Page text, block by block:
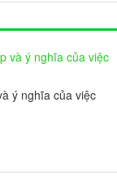
ý nghĩa của việc